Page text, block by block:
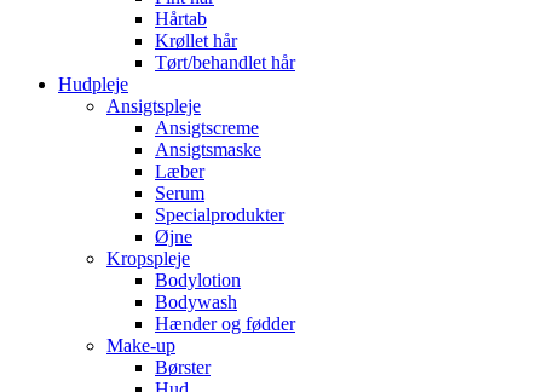
Hårtab
Krøllet hår
Tørt/behandlet hår
Hudpleje
Ansigtspleje
Ansigtscreme
Ansigtsmaske
Læber
Serum
Specialprodukter
Øjne
Kropspleje
Bodylotion
Bodywash
Hænder og fødder
Make-up
Børster